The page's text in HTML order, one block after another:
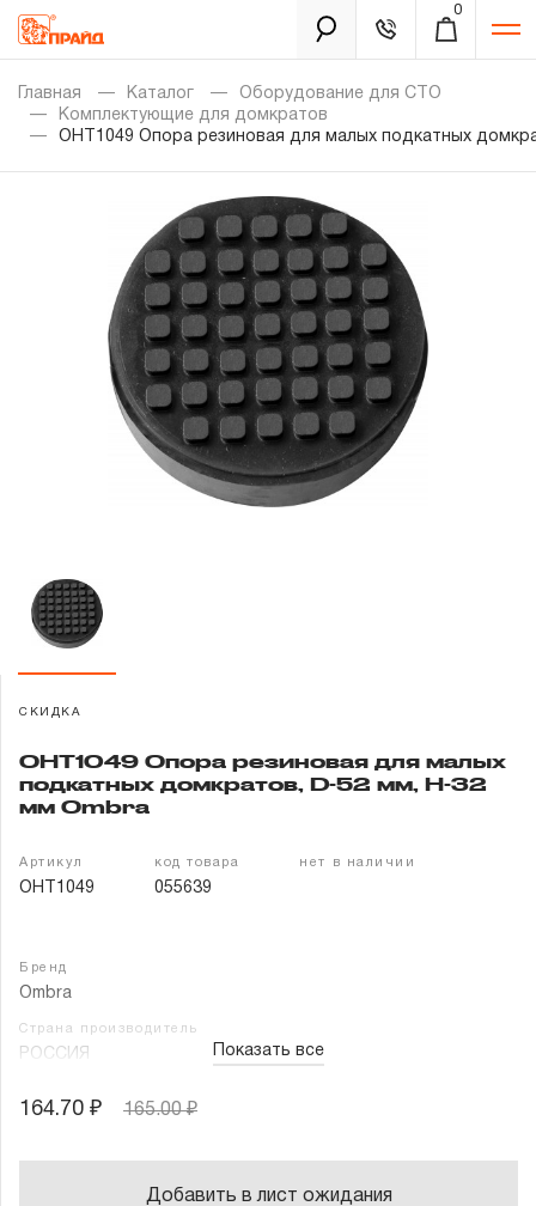
0
Каталог
Золотая лихорадка
Распродажа
Уцененный товар
Гарантия и сервис
Доставка и оплата
Контакты
Забыли пароль?
Главная Каталог
Оборудование для СТО
Комплектующие для домкратов
OHT1049 Опора резиновая для малых подкатных
СКИДКА
OHT1049 Опора резиновая для малых
подкатных домкратов, D-52 мм, Н-32
мм Ombra
Артикул
OHT1049
код товара
055639
нет в наличии
Бренд
Ombra
Страна производитель
РОССИЯ Показать все
164.70 ₽ 165.00 ₽
Добавить в лист ожидания